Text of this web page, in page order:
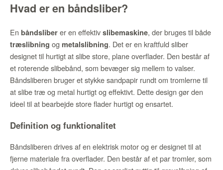
Hvad er en båndsliber?
En båndsliber er en effektiv slibemaskine, der bruges til både
træslibning og metalslibning. Det er en kraftfuld sliber
designet til hurtigt at slibe store, plane overflader. Den består af
et roterende slibebånd, som bevæger sig mellem to valser.
Båndsliberen bruger et stykke sandpapir rundt om tromlerne til
at slibe træ og metal hurtigt og effektivt. Dette design gør den
ideel til at bearbejde store flader hurtigt og ensartet.
Definition og funktionalitet
Båndsliberen drives af en elektrisk motor og er designet til at
fjerne materiale fra overflader. Den består af et par tromler, som